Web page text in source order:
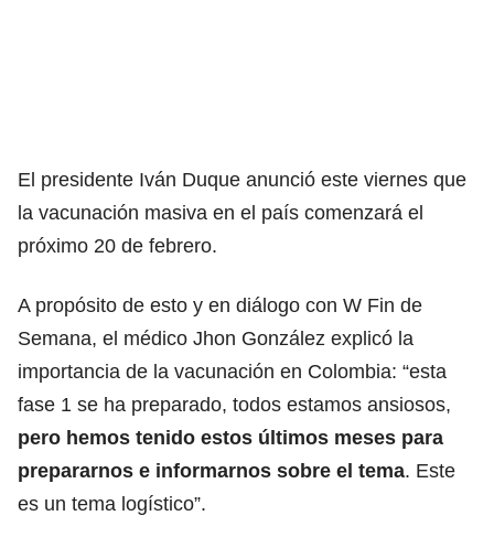
El presidente Iván Duque anunció este viernes que
la vacunación masiva en el país comenzará el
próximo 20 de febrero.
A propósito de esto y en diálogo con W Fin de
Semana, el médico Jhon González explicó la
importancia de la vacunación en Colombia: “esta
fase 1 se ha preparado, todos estamos ansiosos,
pero hemos tenido estos últimos meses para
prepararnos e informarnos sobre el tema. Este
es un tema logístico”.